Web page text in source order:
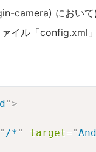
camera) において
イル「config.xml
">
" /*" target="